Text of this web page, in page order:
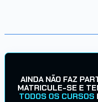
AINDA NÃO FAZ
MATRICULE-SE E
TODOS OS CURSOS